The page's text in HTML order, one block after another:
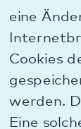
nützlichen
Planung
Google